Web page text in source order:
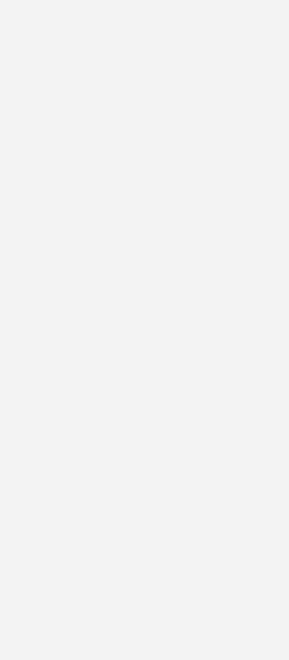
mit dem BM
Sie regelmäßig von uns
und Neuigkeiten, gebündelt und
bin ich damit einverstanden, über
Angebote
widerrufen und eine Abmeldung ist
zum Umgang mit Daten finden Sie